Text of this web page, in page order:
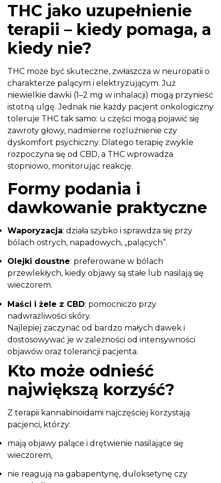
THC jako uzupełnienie
terapii – kiedy pomaga, a
kiedy nie?
THC może być skuteczne, zwłaszcza w neuropatii o
charakterze palącym i elektryzującym. Już
niewielkie dawki (1–2 mg w inhalacji) mogą przynieść
istotną ulgę. Jednak nie każdy pacjent onkologiczny
toleruje THC tak samo: u części mogą pojawić się
zawroty głowy, nadmierne rozluźnienie czy
dyskomfort psychiczny. Dlatego terapię zwykle
rozpoczyna się od CBD, a THC wprowadza
stopniowo, monitorując reakcję.
Formy podania i
dawkowanie praktyczne
Waporyzacja: działa szybko i sprawdza się przy
bólach ostrych, napadowych, „palących”.
Olejki doustne: preferowane w bólach
przewlekłych, kiedy objawy są stałe lub nasilają się
wieczorem.
Maści i żele z CBD: pomocniczo przy
nadwrażliwości skóry.
Najlepiej zaczynać od bardzo małych dawek i
dostosowywać je w zależności od intensywności
objawów oraz tolerancji pacjenta.
Kto może odnieść
największą korzyść?
Z terapii kannabinoidami najczęściej korzystają
pacjenci, którzy:
mają objawy palące i drętwienie nasilające się
wieczorem,
nie reagują na gabapentynę, duloksetynę czy